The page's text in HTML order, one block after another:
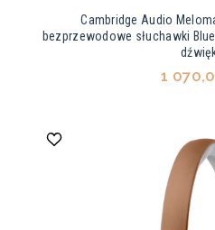
Cambridge Audio
bezprzewodowe słuchawki
1